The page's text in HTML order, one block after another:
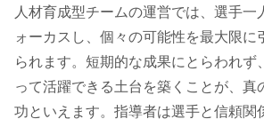
人材育成型チームの運営では、選手一
ォーカスし、個々の可能性を最大限に
られます。短期的な成果にとらわれず
って活躍できる土台を築くことが、真
功といえます。指導者は選手と信頼関